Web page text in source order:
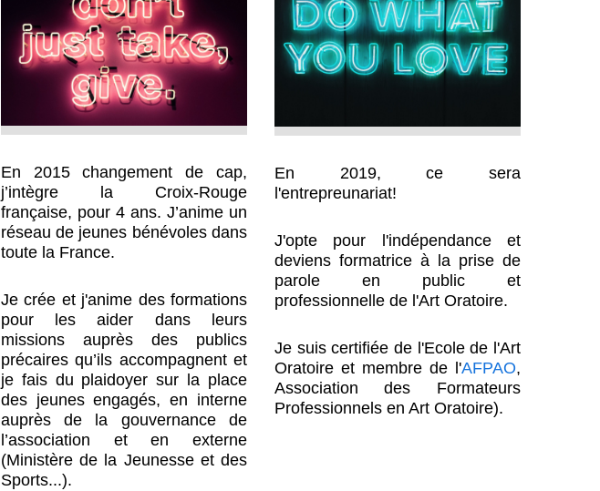
En 2015 changement de cap,
j’intègre la Croix-Rouge
française, pour 4 ans. J’anime un
réseau de jeunes bénévoles dans
toute la France.
Jecrée et j'anime des formations
pour les aider dans leurs
missions auprès des publics
précaires qu’ils accompagnent et
je fais du plaidoyer sur la place
des jeunes engagés, en interne
auprès de la gouvernance de
l’association et en externe
(Ministère de la Jeunesse et des
Sports...).
En 2019, ce sera
l'entrepreunariat!
J'opte pour l'indépendance et
deviens formatrice à la prise de
parole en public et
professionnelle de l'Art Oratoire.
Je suis certifiée de l'Ecole de l'Art
Oratoire et membre de l'AFPAO,
Association des Formateurs
Professionnels en Art Oratoire).